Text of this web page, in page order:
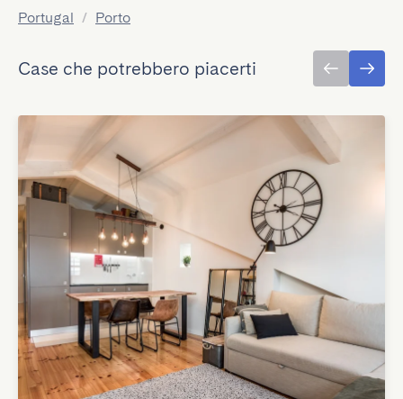
Portugal / Porto
Case che potrebbero piacerti